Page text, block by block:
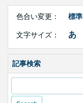
Right
Contents
合
変
色合い変更： 標準
文字サイズ： あ
記事検索